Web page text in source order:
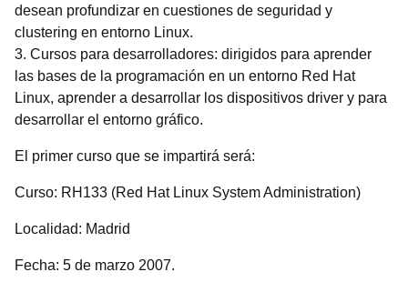
desean profundizar en cuestiones de seguridad y
clustering en entorno Linux.
3. Cursos para desarrolladores: dirigidos para aprender
las bases de la programación en un entorno Red Hat
Linux, aprender a desarrollar los dispositivos driver y para
desarrollar el entorno gráfico.
El primer curso que se impartirá será:
Curso: RH133 (Red Hat Linux System Administration)
Localidad: Madrid
Fecha: 5 de marzo 2007.